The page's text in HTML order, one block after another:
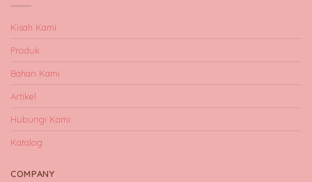
Kisah Kami
Produk
Bahan Kami
Artikel
Hubungi Kami
Katalog
COMPANY